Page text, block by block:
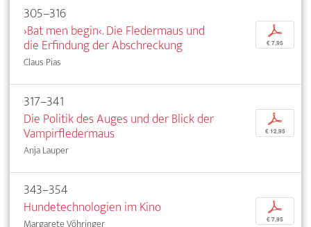
305–316
›Bat men begin‹. Die Fledermaus und
die Erfindung der Abschreckung
Claus Pias
p
€ 7,95
317–341
Die Politik des Auges und der Blick der
Vampirfledermaus
Anja Lauper
p
€ 12,95
343–354
Hundetechnologien im Kino
Margarete Vöhringer
p
€ 7,95